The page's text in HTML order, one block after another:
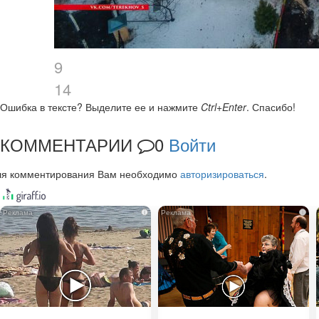
9
14
Ошибка в тексте? Выделите ее и нажмите Ctrl+Enter. Спасибо!
КОММЕНТАРИИ 0 Войти
комментирования Вам необходимо авторизироваться.
i i